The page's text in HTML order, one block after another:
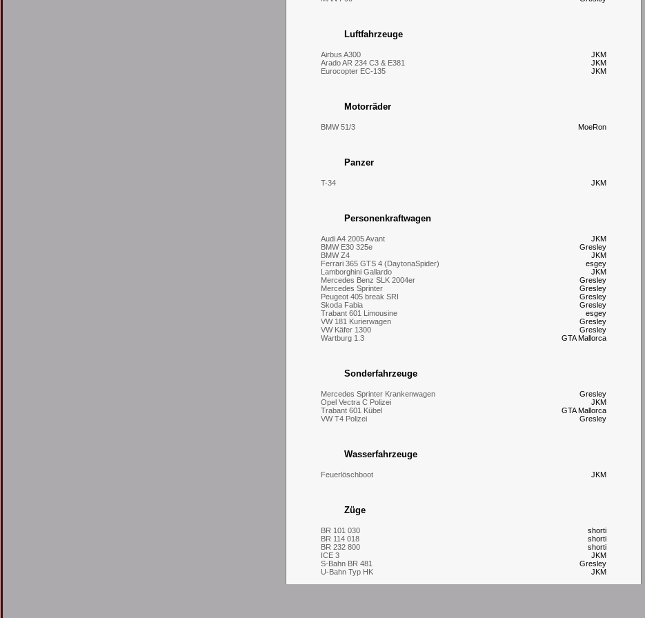
Luftfahrzeuge
JKM
Airbus A300
JKM
Arado AR 234 C3 & E381
JKM
Eurocopter EC-135
Motorräder
MoeRon
BMW 51/3
Panzer
JKM
T-34
Personenkraftwagen
JKM
Audi A4 2005 Avant
Gresley
BMW E30 325e
JKM
BMW Z4
esgey
Ferrari 365 GTS 4 (DaytonaSpider)
JKM
Lamborghini Gallardo
Gresley
Mercedes Benz SLK 2004er
Gresley
Mercedes Sprinter
Gresley
Peugeot 405 break SRI
Gresley
Skoda Fabia
esgey
Trabant 601 Limousine
Gresley
VW 181 Kurierwagen
Gresley
VW Käfer 1300
GTA Mallorca
Wartburg 1.3
Sonderfahrzeuge
Gresley
Mercedes Sprinter Krankenwagen
JKM
Opel Vectra C Polizei
GTA Mallorca
Trabant 601 Kübel
Gresley
VW T4 Polizei
Wasserfahrzeuge
JKM
Feuerlöschboot
Züge
shorti
BR 101 030
shorti
BR 114 018
shorti
BR 232 800
JKM
ICE 3
Gresley
S-Bahn BR 481
JKM
U-Bahn Typ HK